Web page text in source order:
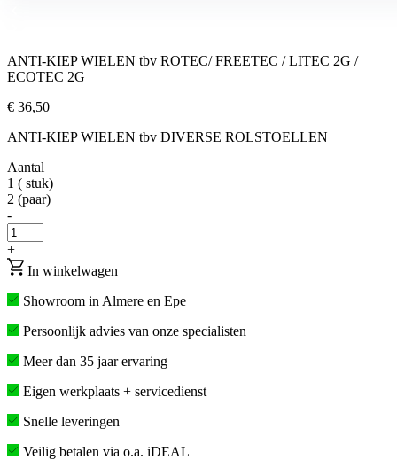
ANTI-KIEP WIELEN tbv ROTEC/ FREETEC / LITEC 2G /
ECOTEC 2G
€ 36,50
ANTI-KIEP WIELEN tbv DIVERSE ROLSTOELLEN
Aantal
1 ( stuk)
2 (paar)
-
+
In winkelwagen
Showroom in Almere en Epe
Persoonlijk advies van onze specialisten
Meer dan 35 jaar ervaring
Eigen werkplaats + servicedienst
Snelle leveringen
Veilig betalen via o.a. iDEAL